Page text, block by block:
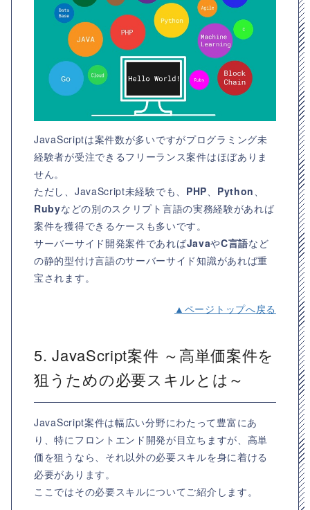
JavaScriptは案件数が多いですがプログラミング未
経験者が受注できるフリーランス案件はほぼありま
せん。
ただし、JavaScript未経験でも、 PHP、 Python、
Rubyなどの別のスクリプト言語の実務経験があれば
案件を獲得できるケースも多いです。
サーバーサイド開発案件であればJavaやC言語など
の静的型付け言語のサーバーサイド知識があれば重
宝されます。
▲ページトップへ戻る
5. JavaScript案件 ～高単価案件を
狙うための必要スキルとは～
JavaScript案件は幅広い分野にわたって豊富にあ
り、特にフロントエンド開発が目立ちますが、高単
価を狙うなら、それ以外の必要スキルを身に着ける
必要があります。
ここではその必要スキルについてご紹介します。